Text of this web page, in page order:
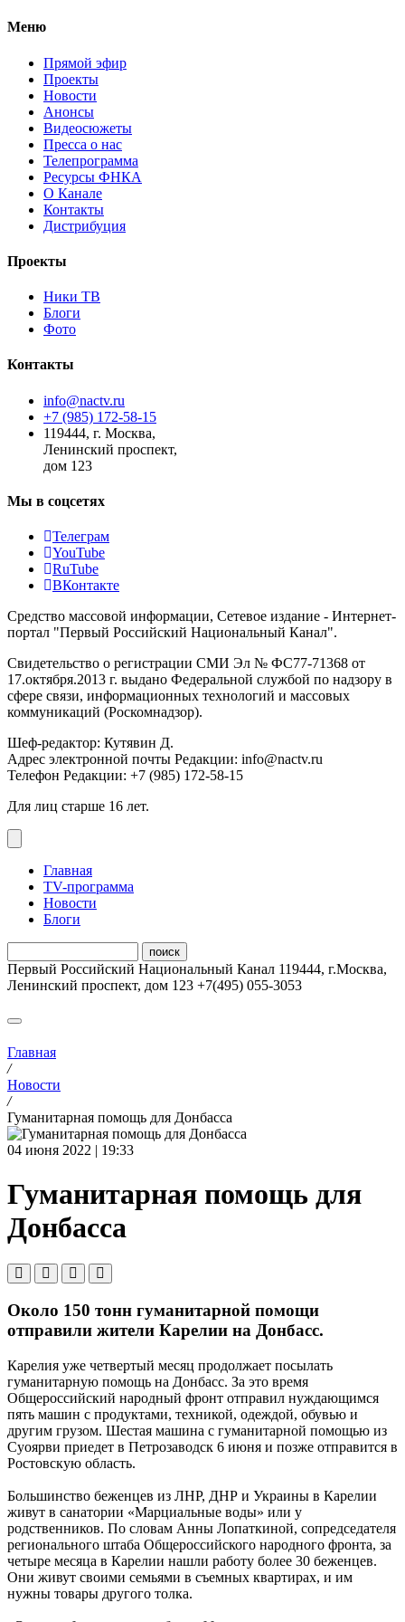
Меню
Прямой эфир
Проекты
Новости
Анонсы
Видеосюжеты
Пресса о нас
Телепрограмма
Ресурсы ФНКА
О Канале
Контакты
Дистрибуция
Проекты
Ники ТВ
Блоги
Фото
Контакты
info@nactv.ru
+7 (985) 172-58-15
119444, г. Москва,
Ленинский проспект,
дом 123
Мы в соцсетях
Телеграм
YouTube
RuTube
ВКонтакте
Средство массовой информации, Сетевое издание - Интернет-
портал "Первый Российский Национальный Канал".
Свидетельство о регистрации СМИ Эл № ФС77-71368 от
17.октября.2013 г. выдано Федеральной службой по надзору в
сфере связи, информационных технологий и массовых
коммуникаций (Роскомнадзор).
Шеф-редактор: Кутявин Д.
Адрес электронной почты Редакции: info@nactv.ru
Телефон Редакции: +7 (985) 172-58-15
Для лиц старше 16 лет.
Главная
ТV-программа
Новости
Блоги
Первый Российский Национальный Канал 119444, г.Москва,
Ленинский проспект, дом 123 +7(495) 055-3053
Главная
/
Новости
/
Гуманитарная помощь для Донбасса
04 июня 2022 | 19:33
Гуманитарная помощь для
Донбасса
Около 150 тонн гуманитарной помощи
отправили жители Карелии на Донбасс.
Карелия уже четвертый месяц продолжает посылать
гуманитарную помощь на Донбасс. За это время
Общероссийский народный фронт отправил нуждающимся
пять машин с продуктами, техникой, одеждой, обувью и
другим грузом. Шестая машина с гуманитарной помощью из
Суоярви приедет в Петрозаводск 6 июня и позже отправится в
Ростовскую область.
Большинство беженцев из ЛНР, ДНР и Украины в Карелии
живут в санатории «Марциальные воды» или у
родственников. По словам Анны Лопаткиной, сопредседателя
регионального штаба Общероссийского народного фронта, за
четыре месяца в Карелии нашли работу более 30 беженцев.
Они живут своими семьями в съемных квартирах, и им
нужны товары другого толка.